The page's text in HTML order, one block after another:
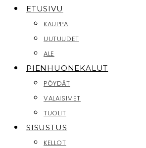
ETUSIVU
KAUPPA
UUTUUDET
ALE
PIENHUONEKALUT
PÖYDÄT
VALAISIMET
TUOLIT
SISUSTUS
KELLOT